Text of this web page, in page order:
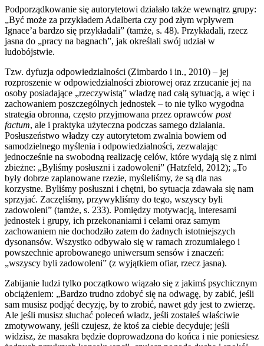
Podporządkowanie się autorytetowi działało także wewnątrz grupy:
„Być może za przykładem Adalberta czy pod złym wpływem
Ignace’a bardzo się przykładali” (tamże, s. 48). Przykładali, rzecz
jasna do „pracy na bagnach”, jak określali swój udział w
ludobójstwie.
Tzw. dyfuzja odpowiedzialności (Zimbardo i in., 2010) – jej
rozproszenie w odpowiedzialności zbiorowej oraz zrzucanie jej na
osoby posiadające „rzeczywistą” władzę nad całą sytuacją, a więc i
zachowaniem poszczególnych jednostek – to nie tylko wygodna
strategia obronna, często przyjmowana przez oprawców post
factum, ale i praktyka użyteczna podczas samego działania.
Posłuszeństwo władzy czy autorytetom zwalnia bowiem od
samodzielnego myślenia i odpowiedzialności, zezwalając
jednocześnie na swobodną realizację celów, które wydają się z nimi
zbieżne: „Byliśmy posłuszni i zadowoleni” (Hatzfeld, 2012); „To
były dobrze zaplanowane rzezie, myśleliśmy, że są dla nas
korzystne. Byliśmy posłuszni i chętni, bo sytuacja zdawała się nam
sprzyjać. Zaczęliśmy, przywykliśmy do tego, wszyscy byli
zadowoleni” (tamże, s. 233). Pomiędzy motywacją, interesami
jednostek i grupy, ich przekonaniami i celami oraz samym
zachowaniem nie dochodziło zatem do żadnych istotniejszych
dysonansów. Wszystko odbywało się w ramach zrozumiałego i
powszechnie aprobowanego uniwersum sensów i znaczeń:
„wszyscy byli zadowoleni” (z wyjątkiem ofiar, rzecz jasna).
Zabijanie ludzi tylko początkowo wiązało się z jakimś psychicznym
obciążeniem: „Bardzo trudno zdobyć się na odwagę, by zabić, jeśli
sam musisz podjąć decyzję, by to zrobić, nawet gdy jest to zwierzę.
Ale jeśli musisz słuchać poleceń władz, jeśli zostałeś właściwie
zmotywowany, jeśli czujesz, że ktoś za ciebie decyduje; jeśli
widzisz, że masakra będzie doprowadzona do końca i nie poniesiesz